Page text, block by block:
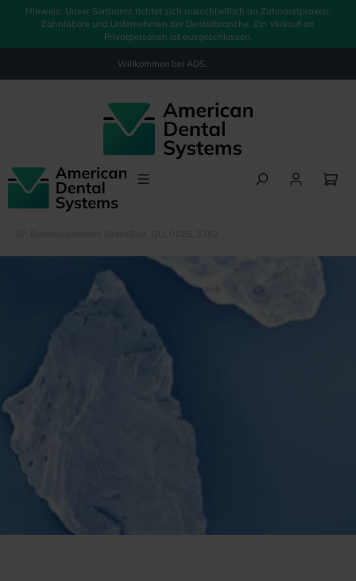
springen
Hinweis: Unser Sortiment richtet sich ausschließlich an Zahnarztpraxen,
Zahnlabore und Unternehmen der Dentalbranche. Ein Verkauf an
Privatpersonen ist ausgeschlossen.
Willkommen bei ADS.